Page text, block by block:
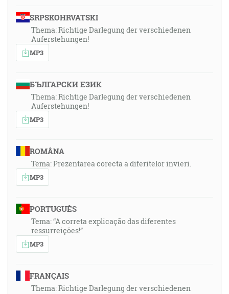
SRPSKOHRVATSKI
Thema: Richtige Darlegung der verschiedenen
Auferstehungen!
MP3
БЪЛГАРСКИ ЕЗИК
Thema: Richtige Darlegung der verschiedenen
Auferstehungen!
MP3
ROMÂNA
Tema: Prezentarea corecta a diferitelor invieri.
MP3
PORTUGUÊS
Tema: “A correta explicação das diferentes
ressurreições!”
MP3
FRANÇAIS
Thema: Richtige Darlegung der verschiedenen